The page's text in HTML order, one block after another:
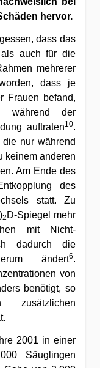
hervor.
dass das
auch für die
mehrerer
dass je
Frauen befand,
während der
auftraten10.
die nur während
keinem anderen
Am Ende des
des
statt. Zu
2 D-Spiegel mehr
mit Nicht-
dadurch die
ändert6.
von
benötigt, so
2001 in einer
Säuglingen